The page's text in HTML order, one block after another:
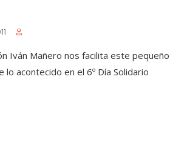
Iván Mañero nos facilita este pequeño
lo acontecido en el 6º Día Solidario